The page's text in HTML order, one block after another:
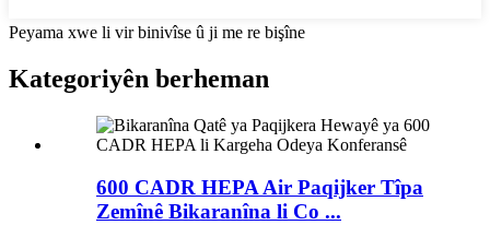
Peyama xwe li vir binivîse û ji me re bişîne
Kategoriyên berheman
600 CADR HEPA Air Paqijker Tîpa
Zemînê Bikaranîna li Co ...